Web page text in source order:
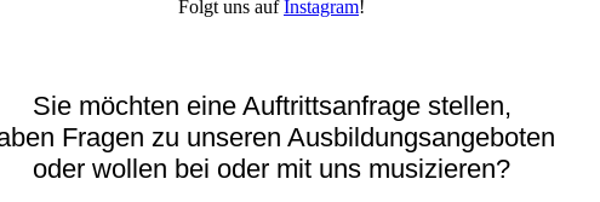
Folgt uns aufInstagram!
Sie möchten eine Auftrittsanfrage stellen,
Fragen zu unseren Ausbildungsangeboten
oder wollen bei oder mit uns musizieren?